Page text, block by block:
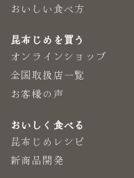
おいしい食べ方
昆布じめを買う
オンラインショップ
全国取扱店一覧
お客様の声
おいしく食べる
昆布じめレシピ
新商品開発